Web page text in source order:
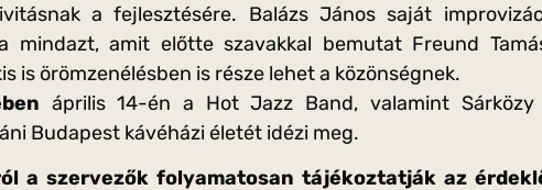
a fejlesztésére. Balázs János saját
mindazt, amit előtte szavakkal bemutat Freund
is örömzenélésben is része lehet a közönségnek.
április 14-én a Hot Jazz Band, valamint Sárközy
Budapest kávéházi életét idézi meg.
a szervezők folyamatosan tájékoztatják az